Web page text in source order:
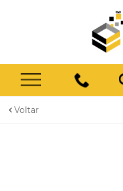
Voltar